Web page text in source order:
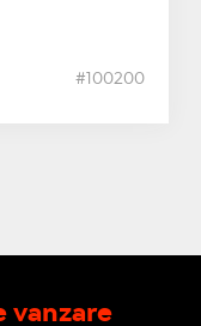
#100200
vanzare